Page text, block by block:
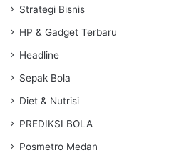
Strategi Bisnis
HP & Gadget Terbaru
Headline
Sepak Bola
Diet & Nutrisi
PREDIKSI BOLA
Posmetro Medan